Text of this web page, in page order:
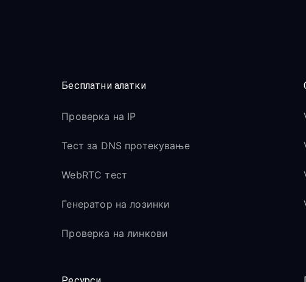
Бесплатни алатки
Проверка на IP
Тест за DNS протекување
WebRTC тест
Генератор на лозинки
Проверка на линкови